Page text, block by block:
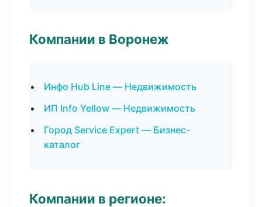
Компании в Воронеж
Инфо Hub Line — Недвижимость
ИП Info Yellow — Недвижимость
Город Service Expert — Бизнес-
каталог
Компании в регионе: